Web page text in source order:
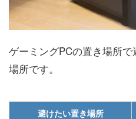
ゲーミングPCの置き場所
場所です。
避けたい置き場所